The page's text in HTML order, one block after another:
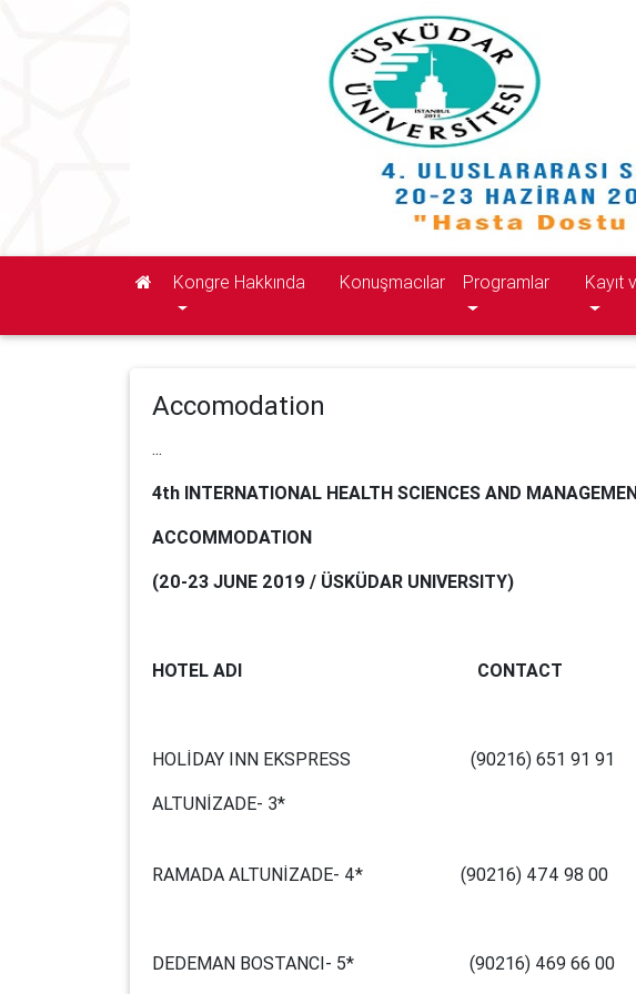
Kongre Hakkında Konuşmacılar Programlar Kayıt
Accomodation
...
4th INTERNATIONAL HEALTH SCIENCES AND
ACCOMMODATION
(20-23 JUNE 2019 / ÜSKÜDAR UNIVERSITY)
HOTEL ADI
HOLİDAY INN EKSPRESS
ALTUNİZADE- 3*
RAMADA ALTUNİZADE- 4*
DEDEMAN BOSTANCI- 5*